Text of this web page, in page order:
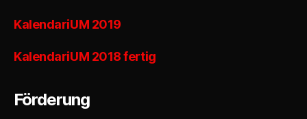
KalendariUM 2019
KalendariUM 2018 fertig
Förderung